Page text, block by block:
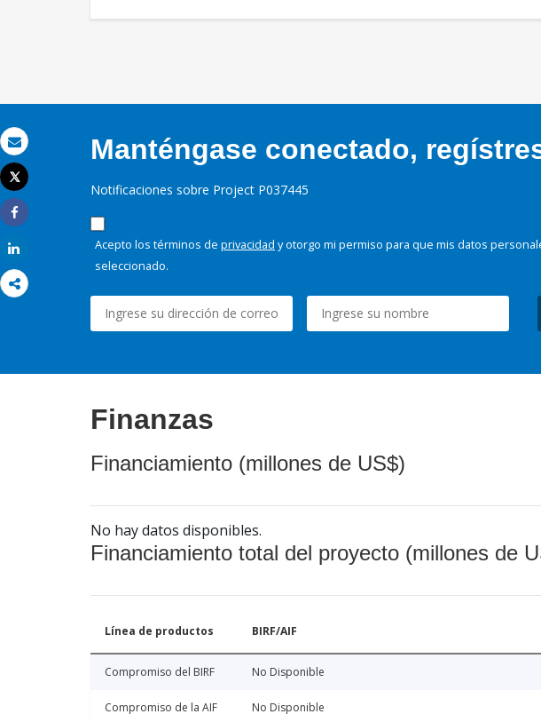
Correo electrónico
Imprimir
Tweet
Share
Manténgase conectado,
Notificaciones sobre Project P037445
Acepto los términos de privacidad y otorgo mi permiso para que mis datos
seleccionado.
Finanzas
Financiamiento (millones de US$)
No hay datos disponibles.
Financiamiento total del proyecto (millones de
Línea de productos BIRF/AIF
Compromiso del BIRF No Disponible
Compromiso de la AIF No Disponible